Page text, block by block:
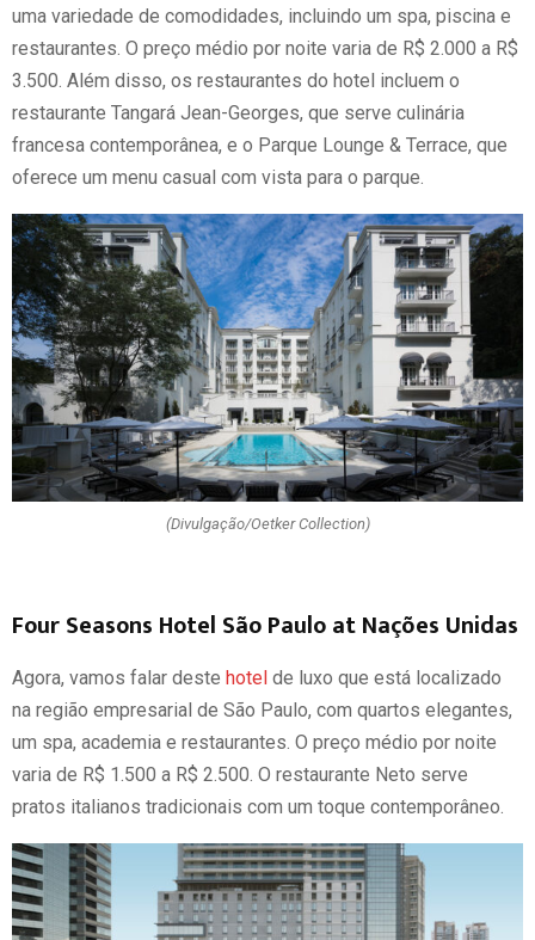
uma variedade de comodidades, incluindo um spa, piscina e
restaurantes. O preço médio por noite varia de R$ 2.000 a R$
3.500. Além disso, os restaurantes do hotel incluem o
restaurante Tangará Jean-Georges, que serve culinária
francesa contemporânea, e o Parque Lounge & Terrace, que
oferece um menu casual com vista para o parque.
(Divulgação/Oetker Collection)
Four Seasons Hotel São Paulo at Nações Unidas
Agora, vamos falar deste hotel de luxo que está localizado
na região empresarial de São Paulo, com quartos elegantes,
um spa, academia e restaurantes. O preço médio por noite
varia de R$ 1.500 a R$ 2.500. O restaurante Neto serve
pratos italianos tradicionais com um toque contemporâneo.